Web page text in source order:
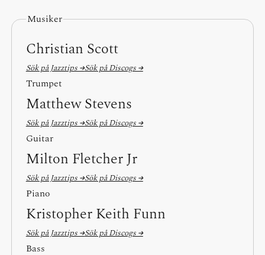
Musiker
Christian Scott
Sök på Jazztips →Sök på Discogs →
Trumpet
Matthew Stevens
Sök på Jazztips →Sök på Discogs →
Guitar
Milton Fletcher Jr
Sök på Jazztips →Sök på Discogs →
Piano
Kristopher Keith Funn
Sök på Jazztips →Sök på Discogs →
Bass